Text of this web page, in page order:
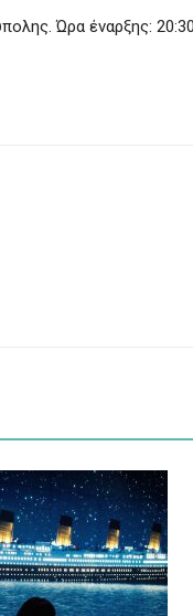
Ώρα έναρξης: